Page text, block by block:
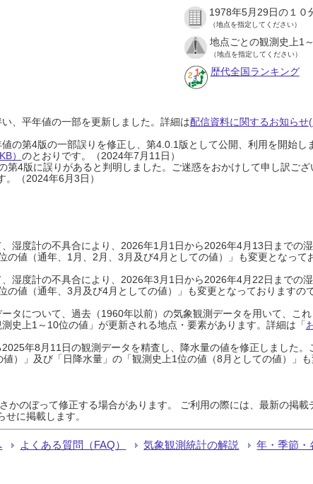
1978年5月29日の１０
（地点を指定してください）
地点ごとの観測史上1
（地点を指定してください）
歴代全国ランキング
、平年値の一部を更新しました。詳細は配信資料に関するお知らせ
の第4版の一部誤りを修正し、第4.0.1版として公開、利用を開始し
） のとおりです。（2024年7月11日）
第4版に誤りがあると判明しました。ご迷惑をおかけして申し訳ござ
。（2024年6月3日）
湿度計の不具合により、2026年1月1日から2026年4月13日までの
値（通年、1月、2月、3月及び4月としての値）」も変更となって
湿度計の不具合により、2026年3月1日から2026年4月22日までの
の値（通年、3月及び4月としての値）」も変更となっておりますの
タについて、過去（1960年以前）の気象観測データを用いて、こ
史上1～10位の値」が更新される地点・要素があります。詳細は「
年8月11日の観測データを精査し、降水量の値を修正しました
値）」及び「日降水量」の「観測史上1位の値（8月としての値）」
かのぼって修正する場合があります。 ご利用の際には、最新の掲
に掲載します。
よくある質問（FAQ） 気象観測統計の解説 年・季節・